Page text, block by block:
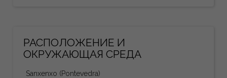
РАСПОЛОЖЕНИЕ И
ОКРУЖАЮЩАЯ СРЕДА
Sanxenxo (Pontevedra)